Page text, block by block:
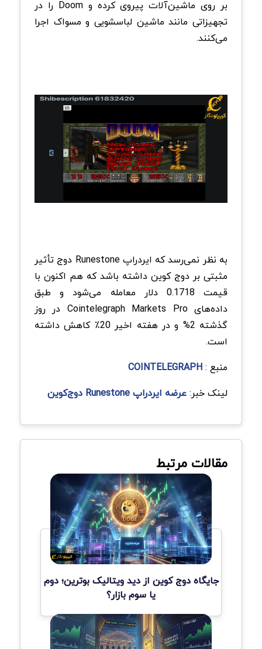
بر روی ماشین‌آلات پیروی کرده و Doom را در
تجهیزاتی مانند ماشین لباسشویی و مسواک اجرا
می‌کنند.
به نظر نمی‌رسد که ایردراپ Runestone دوج‌ تأثیر
مثبتی بر دوج‌ کوین داشته باشد که هم اکنون با
قیمت 0.1718 دلار معامله می‌شود و طبق
داده‌های Cointelegraph Markets Pro در روز
گذشته 2% و در هفته اخیر 20٪ کاهش داشته
است.
منبع :COINTELEGRAPH
لینک خبر:عرضه ایردراپ Runestone دوج‌کوین
مقالات مرتبط
جایگاه دوج کوین از دید ویتالیک بوترین؛ دوم
یا سوم بازار؟